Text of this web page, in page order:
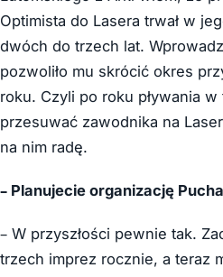
Optimista do Lasera trwał w
dwóch do trzech lat.
pozwoliło mu skrócić okres
roku. Czyli po roku pływania
przesuwać zawodnika na
na nim radę.
– Planujecie organizację
– W przyszłości pewnie tak.
trzech imprez rocznie, a teraz